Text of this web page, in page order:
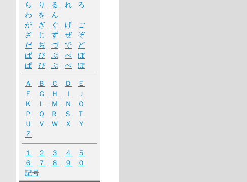
ら
り る れ
ろ
わ
を
ん
が
ぎ ぐ げ
ご
ざ
じ ず ぜ
ぞ
だ
ぢ づ で
ど
ば
び ぶ べ
ぼ
ぱ
ぴ ぷ ぺ ぽ
Ａ Ｂ Ｃ Ｄ
Ｅ
Ｆ
Ｇ Ｈ Ｉ
Ｊ
Ｋ
Ｌ Ｍ Ｎ
Ｏ
Ｐ
Ｑ Ｒ Ｓ
Ｔ
Ｕ
Ｖ Ｗ Ｘ
Ｙ
Ｚ
１ ２ ３ ４
５
６
７ ８ ９
０
記号